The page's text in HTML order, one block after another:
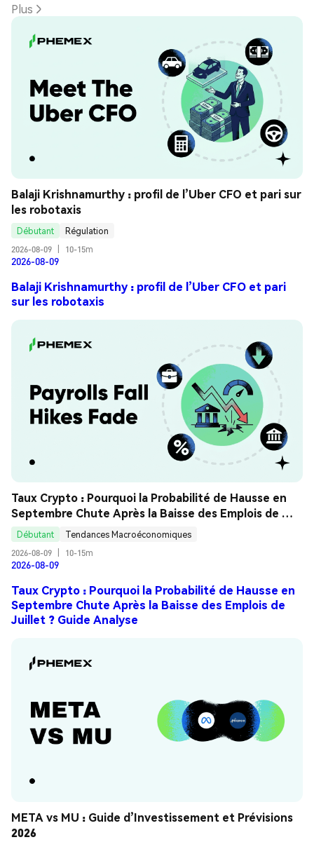
Plus
Balaji Krishnamurthy : profil de l’Uber CFO et pari sur
les robotaxis
Débutant
Régulation
2026-08-09
10-15m
2026-08-09
Balaji Krishnamurthy : profil de l’Uber CFO et pari
sur les robotaxis
Taux Crypto : Pourquoi la Probabilité de Hausse en
Septembre Chute Après la Baisse des Emplois de
Juillet ? Guide Analyse
Débutant
Tendances Macroéconomiques
2026-08-09
10-15m
2026-08-09
Taux Crypto : Pourquoi la Probabilité de Hausse en
Septembre Chute Après la Baisse des Emplois de
Juillet ? Guide Analyse
META vs MU : Guide d’Investissement et Prévisions
2026